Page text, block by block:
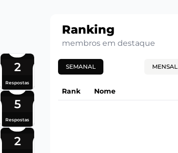
2
Respostas
5
Respostas
2
Ranking
membros em destaque
SEMANAL MENSAL
Rank Nome